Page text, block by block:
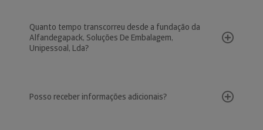
Quanto tempo transcorreu desde a fundação da
Alfandegapack, Soluções De Embalagem,
Unipessoal, Lda?
Posso receber informações adicionais?